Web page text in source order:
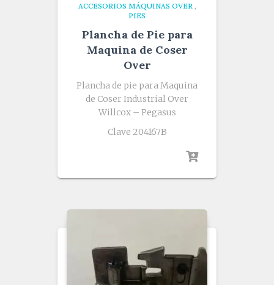
ACCESORIOS MÁQUINAS OVER
PIES
Plancha de Pie para
Maquina de Coser
Over
Plancha de pie para Maquina
de Coser Industrial Over
Willcox – Pegasus
Clave 204167B